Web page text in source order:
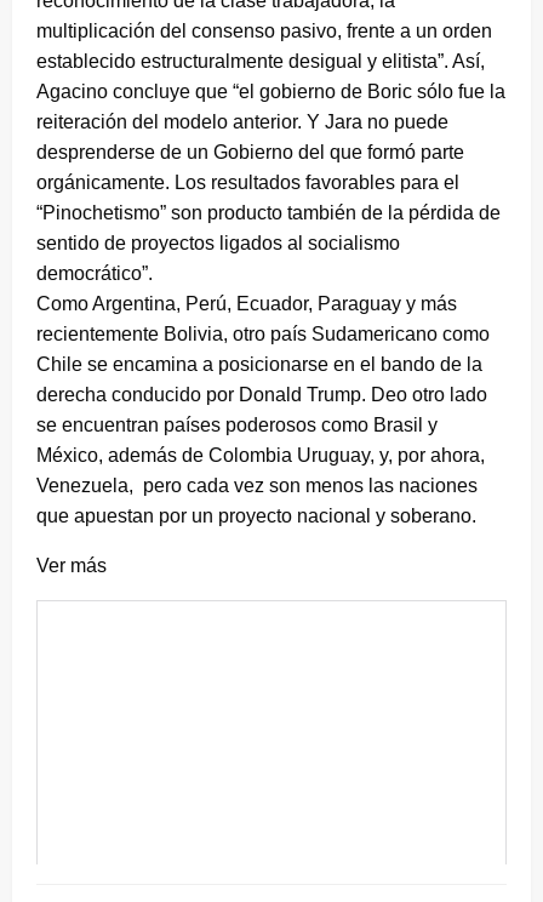
multiplicación del consenso pasivo, frente a un orden
establecido estructuralmente desigual y elitista”. Así,
Agacino concluye que “el gobierno de Boric sólo fue la
reiteración del modelo anterior. Y Jara no puede
desprenderse de un Gobierno del que formó parte
orgánicamente. Los resultados favorables para el
“Pinochetismo” son producto también de la pérdida de
sentido de proyectos ligados al socialismo
democrático”.
Como Argentina, Perú, Ecuador, Paraguay y más
recientemente Bolivia, otro país Sudamericano como
Chile se encamina a posicionarse en el bando de la
derecha conducido por Donald Trump. Deo otro lado
se encuentran países poderosos como Brasil y
México, además de Colombia Uruguay, y, por ahora,
Venezuela, pero cada vez son menos las naciones
que apuestan por un proyecto nacional y soberano.
Ver más